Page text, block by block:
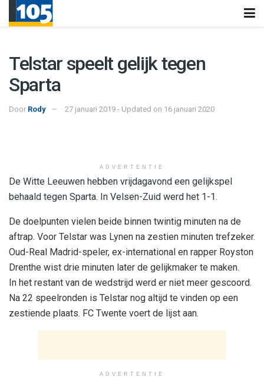
Telstar speelt gelijk tegen
Sparta
Door Rody 27 januari 2019 - Updated on 16 januari 2020
ADVERTENTIE
De Witte Leeuwen hebben vrijdagavond een gelijkspel
behaald tegen Sparta. In Velsen-Zuid werd het 1-1.
De doelpunten vielen beide binnen twintig minuten na de
aftrap. Voor Telstar was Lynen na zestien minuten trefzeker.
Oud-Real Madrid-speler, ex-international en rapper Royston
Drenthe wist drie minuten later de gelijkmaker te maken.
In het restant van de wedstrijd werd er niet meer gescoord.
Na 22 speelronden is Telstar nog altijd te vinden op een
zestiende plaats. FC Twente voert de lijst aan.
ADVERTENTIE